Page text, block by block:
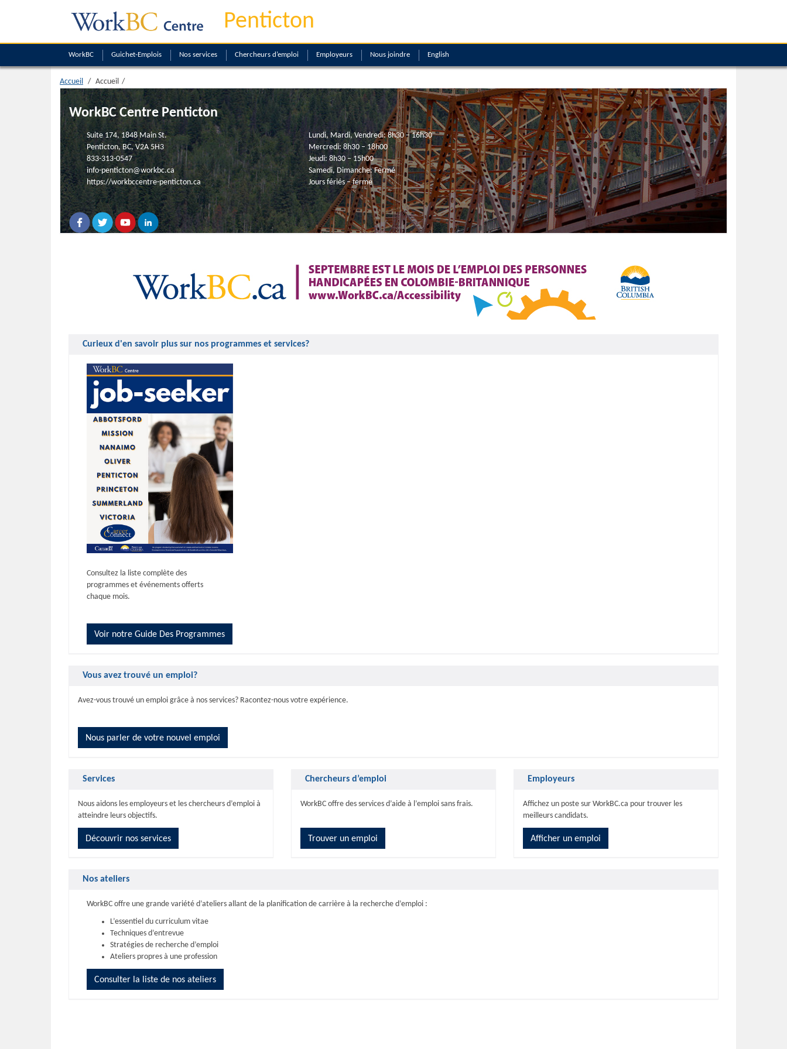
Penticton
WorkBC Guichet-Emplois Nos services Chercheurs d’emploi Employeurs Nous joindre English
Accueil Accueil
WorkBC Centre Penticton
Suite 174, 1848 Main St.
Penticton, BC, V2A 5H3
833-313-0547
info-penticton@workbc.ca
https://workbccentre-penticton.ca
Lundi, Mardi, Vendredi: 8h30 – 16h30
Mercredi: 8h30 – 18h00
Jeudi: 8h30 – 15h00
Samedi, Dimanche: Fermé
Jours fériés – fermé
Curieux d'en savoir plus sur nos programmes et services?
Consultez la liste complète des
programmes et événements offerts
chaque mois.
Voir notre Guide Des Programmes
Vous avez trouvé un emploi?
Avez-vous trouvé un emploi grâce à nos services? Racontez-nous votre expérience.
Nous parler de votre nouvel emploi
Services
Nous aidons les employeurs et les chercheurs d’emploi à
atteindre leurs objectifs.
Découvrir nos services
Chercheurs d’emploi
WorkBC offre des services d’aide à l’emploi sans frais.
Trouver un emploi
Employeurs
Affichez un poste sur WorkBC.ca pour trouver les
meilleurs candidats.
Afficher un emploi
Nos ateliers
WorkBC offre une grande variété d’ateliers allant de la planification de carrière à la recherche d’emploi :
L’essentiel du curriculum vitae
Techniques d’entrevue
Stratégies de recherche d’emploi
Ateliers propres à une profession
Consulter la liste de nos ateliers